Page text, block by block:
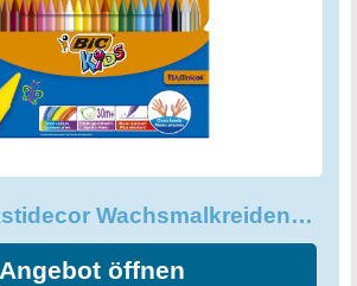
Stufe bringen. Mit diesen
werden kleine Künstler nicht nur ihre
sondern auch stolz auf ihre
sein.
BIC Kids Plastidecor Wachsmalkreiden, Gold und Silber
Angebot öffnen